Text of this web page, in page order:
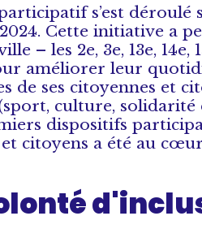
s’est déroulé
Cette initiative a
– les 2e, 3e, 13e,
améliorer leur
de ses citoyennes et
culture,
dispositifs
citoyens a été au